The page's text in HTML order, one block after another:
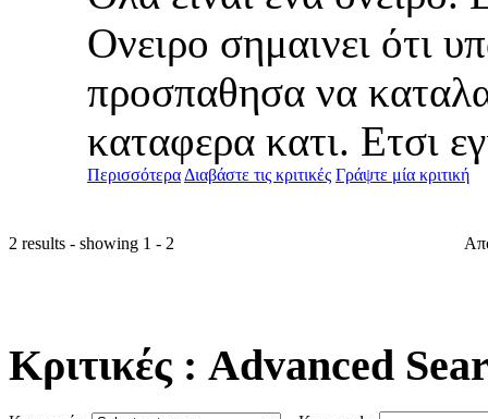
Ονειρο σημαινει ότι
προσπαθησα να
καταφερα κατι. Ετσι
ΠερισσότεραΔιαβάστε τις κριτικές Γράψτε μία κριτική
2 results - showing 1 - 2
Κριτικές : Advanced